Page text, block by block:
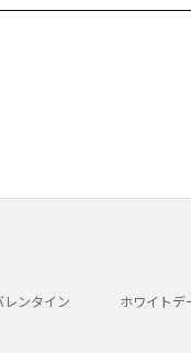
レンタイン ホワイトデ